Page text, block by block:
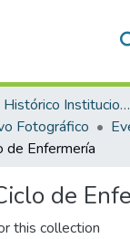
Archivo Histórico Institucional
Fotográfico
de Enfermería
de
this collection